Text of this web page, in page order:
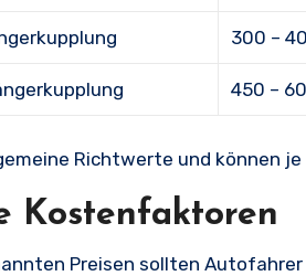
300 –
450 –
Richtwerte und können
Kostenfaktoren
Preisen sollten